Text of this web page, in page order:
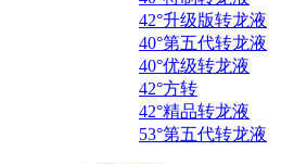
42°升级版转龙液
40°第五代转龙液
40°优级转龙液
42°方转
42°精品转龙液
53°第五代转龙液